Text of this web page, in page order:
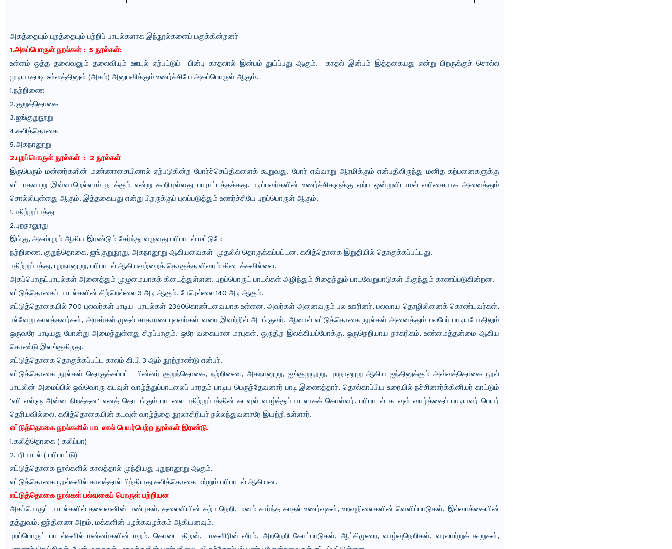
அகத்தையும் புறத்தையும் பற்றிப் பாடல்களாக இந்நூல்களைப் பகுக்கின்றனர்
1.அகப்பொருள் நூல்கள் : 5 நூல்கள்:
உள்ளம் ஒத்த தலைவனும் தலைவியும் ஊடல் ஏற்பட்டுப் பின்பு காதலால் இன்பம் துய்ப்பது ஆகும். காதல் இன்பம் இத்தகையது என்று பிறருக்குச் சொல்ல
முடியாதபடி உள்ளத்தினுள் (அகம்) அனுபவிக்கும் உணர்ச்சியே அகப்பொருள் ஆகும்.
1.நற்றிணை
2.குறுத்தொகை
3.ஐங்குறுநூறு
4.கலித்தொகை
5.அகநானூறு
2.புறப்பொருள் நூல்கள் : 2 நூல்கள்
இருபெரும் மன்னர்களின் மண்ணாசையினால் ஏற்படுகின்ற போர்ச்செய்திகளைக் கூறுவது. போர் எவ்வாறு ஆரமிக்கும் என்பதிலிருந்து மனித கற்பனைகளுக்கு
எட்டாதவாறு இவ்வாறெல்லாம் நடக்கும் என்று கூறியுள்ளது பாராட்டத்தக்கது. படிப்பவர்களின் உணர்ச்சிகளுக்கு ஏற்ப ஒன்றுவிடாமல் வரிசையாக அனைத்தும்
சொல்லியுள்ளது ஆகும். இத்தகையது என்று பிறருக்குப் புலப்படுத்தும் உணர்ச்சியே புறப்பொருள் ஆகும்.
1.பதிற்றுப்பத்து
2.புறநானூறு
இங்கு, அகம்புறம் ஆகிய இரண்டும் சேர்ந்து வருவது பரிபாடல் மட்டுமே
நற்றிணை, குறுந்தொகை, ஐங்குறுநூறு, அகநானூறு ஆகியவைகள் முதலில் தொகுக்கப்பட்டன. கலித்தொகை இறுதியில் தொகுக்கப்பட்டது.
பதிற்றுப்பத்து, புறநானூறு, பரிபாடல் ஆகியவற்றைத் தொகுத்த விவரம் கிடைக்கவில்லை.
அகப்பொருட்பாடல்கள் அனைத்தும் முழுமையாகக் கிடைத்துள்ளன. புறப்பொருட் பாடல்கள் அழிந்தும் சிதைந்தும் பாடவேறுபாடுகள் மிகுந்தும் காணப்படுகின்றன.
எட்டுத்தொகைப் பாடல்களின் சிற்றெல்லை 3 அடி ஆகும். பேரெல்லை 140 அடி ஆகும்.
எட்டுத்தொகையில் 700 புலவர்கள் பாடிய பாடல்கள் 2360கொண்டவையாக உள்ளன. அவர்கள் அனைவரும் பல ஊரினர், பலவாய தொழிலினைக் கொண்டவர்கள்,
பல்வேறு காலத்தவர்கள், அரசர்கள் முதல் சாதாரண புலவர்கள் வரை இவற்றில் அடங்குவர். ஆனால் எட்டுத்தொகை நூல்கள் அனைத்தும் பலபேர் பாடியபோதிலும்
ஒருவரே பாடியது போன்று அமைந்துள்ளது சிறப்பாகும். ஒரே வகையான மரபுகள், ஒருதிற இலக்கியப்போக்கு, ஒருநெறியாய நாகரிகம், உண்மைத்தன்மை ஆகிய
கொண்டு இலங்குகிறது.
எட்டுத்தொகை தொகுக்கப்பட்ட காலம் கி.பி 3 ஆம் நூற்றாண்டு என்பர்.
எட்டுத்தொகை நூல்கள் தொகுக்கப்பட்ட பின்னர் குறுந்தொகை, நற்றிணை, அகநானூறு, ஐங்குறுநூறு, புறநானூறு ஆகிய ஐந்தினுக்கும் அவ்வத்தொகை நூல்
பாடலின் அமைப்பில் ஒவ்வொரு கடவுள் வாழ்த்துப்பாடலைப் பாரதம் பாடிய பெருந்தேவனார் பாடி இணைத்தார். தொல்காப்பிய உரையில் நச்சினார்க்கினியர் காட்டும்
‘எரி எள்ளு அன்ன நிறத்தன’ எனத் தொடங்கும் பாடலை பதிற்றுப்பத்தின் கடவுள் வாழ்த்துப்பாடலாகக் கொள்வர். பரிபாடல் கடவுள் வாழ்த்தைப் பாடியவர் பெயர்
தெரியவில்லை. கலித்தொகையின் கடவுள் வாழ்த்தை நூலாசிரியர் நல்லந்துவனாரே இயற்றி உள்ளார்.
எட்டுத்தொகை நூல்களில் பாடலால் பெயர்பெற்ற நூல்கள் இரண்டு.
1.கலித்தொகை ( கலிப்பா)
2.பரிபாடல் ( பரிபாட்டு)
எட்டுத்தொகை நூல்களில் காலத்தால் முந்தியது புறுநானூறு ஆகும்.
எட்டுத்தொகை நூல்களில் காலத்தால் பிந்தியது கலித்தொகை மற்றும் பரிபாடல் ஆகியன.
எட்டுத்தொகை நூல்கள் பல்வகைப் பொருள் பற்றியன
அகப்பொருட் பாடல்களில் தலைவனின் பண்புகள், தலைவியின் கற்ப நெறி, மனம் சார்ந்த காதல் உணர்வுகள், உறவுநிலைகளின் வெளிப்பாடுகள், இல்வாக்கையின்
தத்துவம், ஐந்திணை அறம், மக்களின் பழக்கவழக்கம் ஆகியனவும்.
புறப்பொருட் பாடல்களில் மன்னர்களின் மறம், கொடை திறன், மகளிரின் வீரம், அறநெறி கோட்பாடுகள், ஆட்சிமுறை, வாழ்வுநெறிகள், வரலாற்றுக் கூறுகள்,